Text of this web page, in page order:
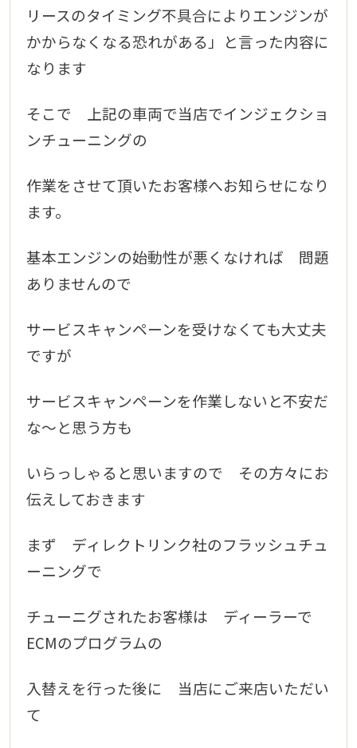
リースのタイミング不具合によりエンジンが
かからなくなる恐れがある」と言った内容に
なります
そこで 上記の車両で当店でインジェクショ
ンチューニングの
作業をさせて頂いたお客様へお知らせになり
ます。
基本エンジンの始動性が悪くなければ 問題
ありませんので
サービスキャンペーンを受けなくても大丈夫
ですが
サービスキャンペーンを作業しないと不安だ
な～と思う方も
いらっしゃると思いますので その方々にお
伝えしておきます
まず ディレクトリンク社のフラッシュチュ
ーニングで
チューニグされたお客様は ディーラーで
ECMのプログラムの
入替えを行った後に 当店にご来店いただい
て